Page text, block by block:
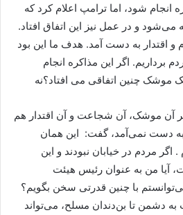
در یک دوره 30 روزه انجام شود، اما ترامپ اعلام کرد که
و در عمل نیز این اتفاق افتاد.
و اقتدار به دست آمد. هدف ما این بود
برداریم. اگر این مذاکره انجام
موشک چنین اتفاقی می افتاد؟نه
اگر آن موشک، آن شجاعت و آن اقتدار هم
دست نمی‌آمد، گفت: این همان
اگر مردم در خیابان نبودند و این
آیا من به عنوان رئیس هیئت
با چنین قدرتی سخن بگویم؟
دشمن تا بن‌دندان مسلح، می‌تواند